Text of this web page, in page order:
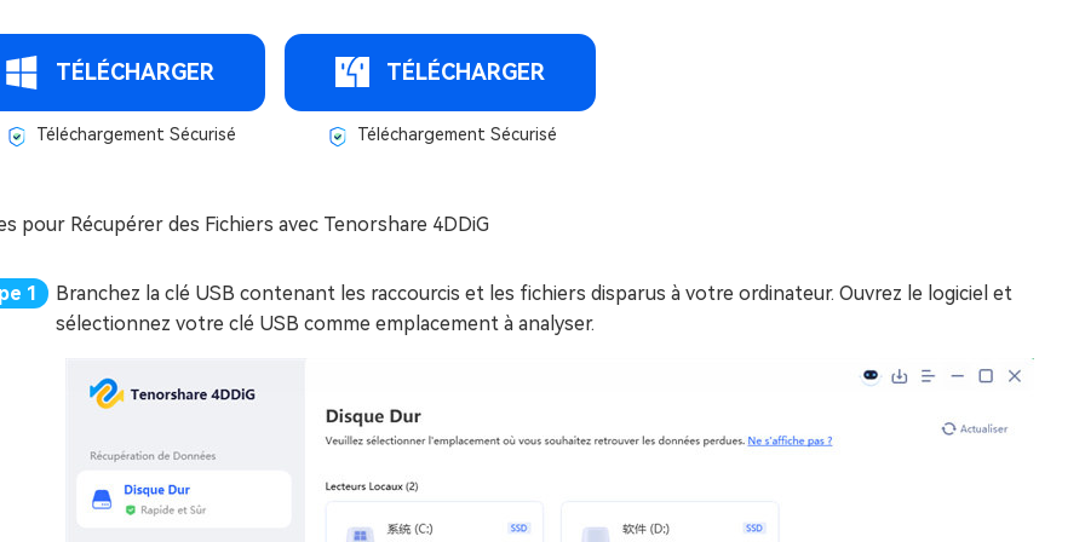
TÉLÉCHARGER
Téléchargement Sécurisé
TÉLÉCHARGER
Téléchargement Sécurisé
pour Récupérer des Fichiers avec Tenorshare 4DDiG
Branchez la clé USB contenant les raccourcis et les fichiers disparus à votre ordinateur. Ouvrez le logiciel et
sélectionnez votre clé USB comme emplacement à analyser.